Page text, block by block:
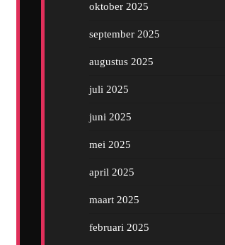
oktober 2025
september 2025
augustus 2025
juli 2025
juni 2025
mei 2025
april 2025
maart 2025
februari 2025